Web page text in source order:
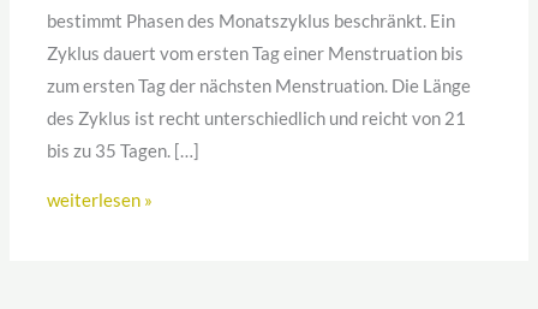
bestimmt Phasen des Monatszyklus beschränkt. Ein
Zyklus dauert vom ersten Tag einer Menstruation bis
zum ersten Tag der nächsten Menstruation. Die Länge
des Zyklus ist recht unterschiedlich und reicht von 21
bis zu 35 Tagen. […]
weiterlesen »